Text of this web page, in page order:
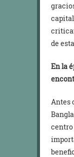
de
En la
Antes
centro